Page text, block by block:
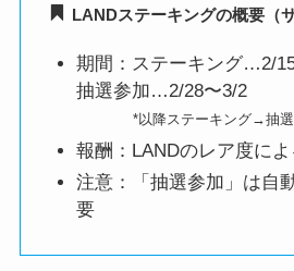
LANDステーキングの概要（
期間：ステーキング…2/
抽選参加…2/28〜3/2
*以降ステーキング→抽選参
報酬：LANDのレア度によ
注意：「抽選参加」は自
要